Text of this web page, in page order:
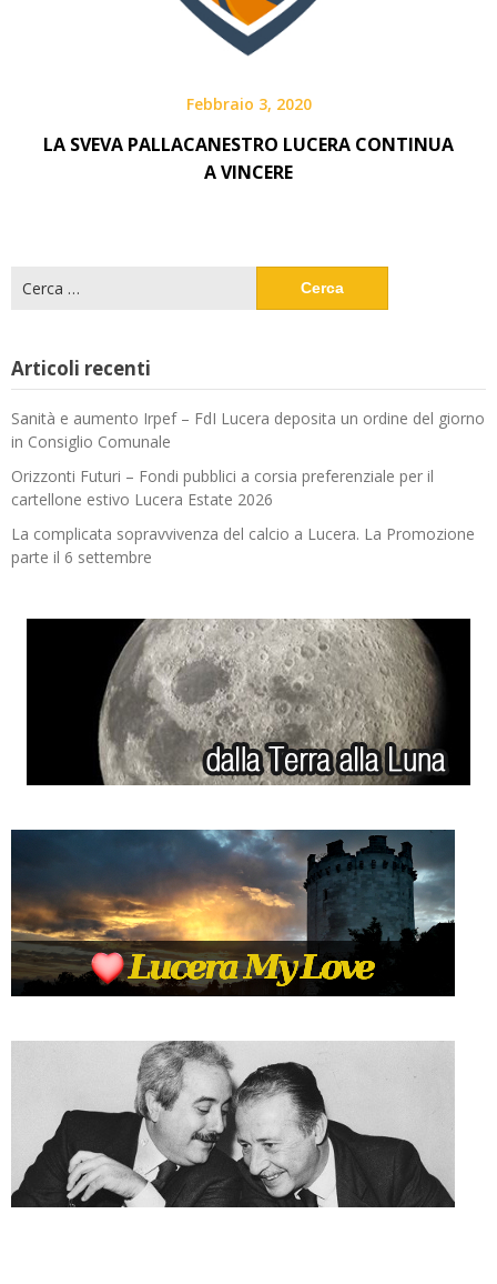
Febbraio 3, 2020
LA SVEVA PALLACANESTRO LUCERA CONTINUA
A VINCERE
per:
Articoli recenti
Sanità e aumento Irpef – FdI Lucera deposita un ordine del giorno
in Consiglio Comunale
Orizzonti Futuri – Fondi pubblici a corsia preferenziale per il
cartellone estivo Lucera Estate 2026
La complicata sopravvivenza del calcio a Lucera. La Promozione
parte il 6 settembre